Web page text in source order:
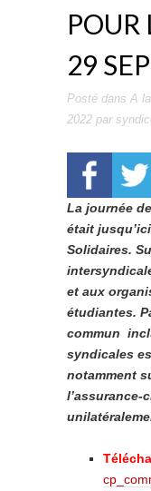
POUR
29
Posté dans A
2022 par
La journée
était
Solidaires.
et aux
étudiantes.
commun
syndicales
notamment
l’assurance-